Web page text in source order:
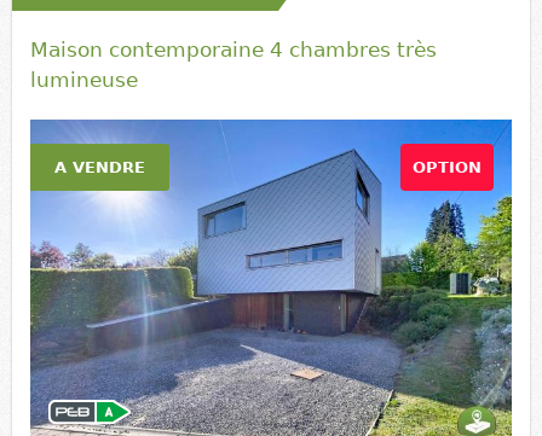
Maison contemporaine 4 chambres très
lumineuse
A VENDRE OPTION